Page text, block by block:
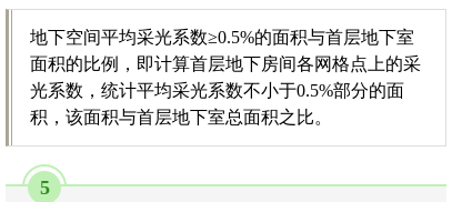
地下空间平均采光系数≥0.5%的面积与首层地下室
面积的比例，即计算首层地下房间各网格点上的采
光系数，统计平均采光系数不小于0.5%部分的面
积，该面积与首层地下室总面积之比。
5